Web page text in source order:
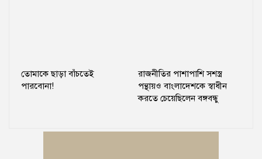
তোমাকে ছাড়া বাঁচতেই
পারবোনা!
রাজনীতির পাশাপাশি সশস্ত্র
পন্থায়ও বাংলাদেশকে স্বাধীন
করতে চেয়েছিলেন বঙ্গবন্ধু